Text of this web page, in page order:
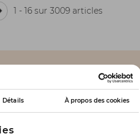
Détails À propos des cookies
1 - 16 sur 3009 articles